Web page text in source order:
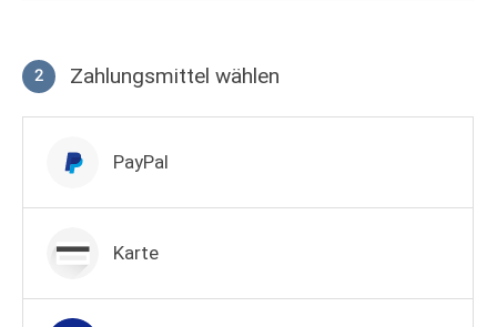
2 Zahlungsmittel wählen
PayPal
Karte